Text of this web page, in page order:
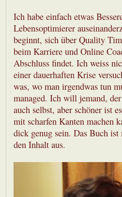
Ich habe einfach etwas
Lebensoptimierer
beginnt, sich über Quality
beim Karriere und Online
Abschluss findet. Ich weiss
einer dauerhaften Krise
was, wo man irgendwas tun
managed. Ich will jemand,
auch selbst, aber schöner ist
mit scharfen Kanten machen
dick genug sein. Das Buch
den Inhalt aus.